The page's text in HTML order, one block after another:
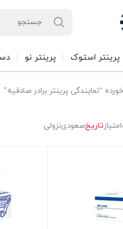
پرینتر استوک پرینتر نو
“نمایندگی پرینتر برادر صادقیه”
امتیازتاریخصعودینزولی